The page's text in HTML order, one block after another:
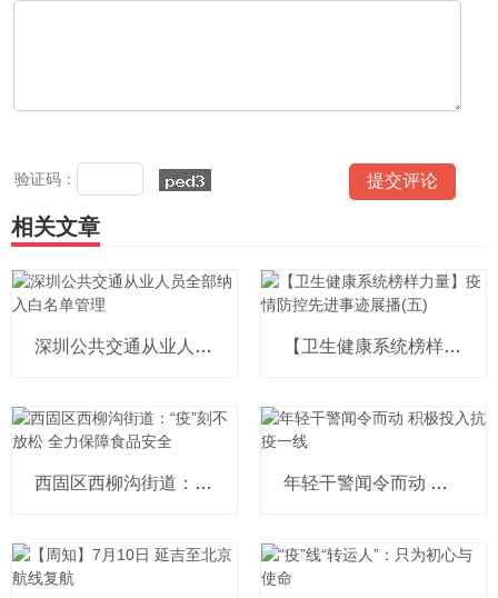
验证码：
相关文章
深圳公共交通从业人员全部纳入白名 【卫生健康系统榜样力量】疫情防控
西固区西柳沟街道：“疫”刻不放松 年轻干警闻令而动 积极投入抗疫一